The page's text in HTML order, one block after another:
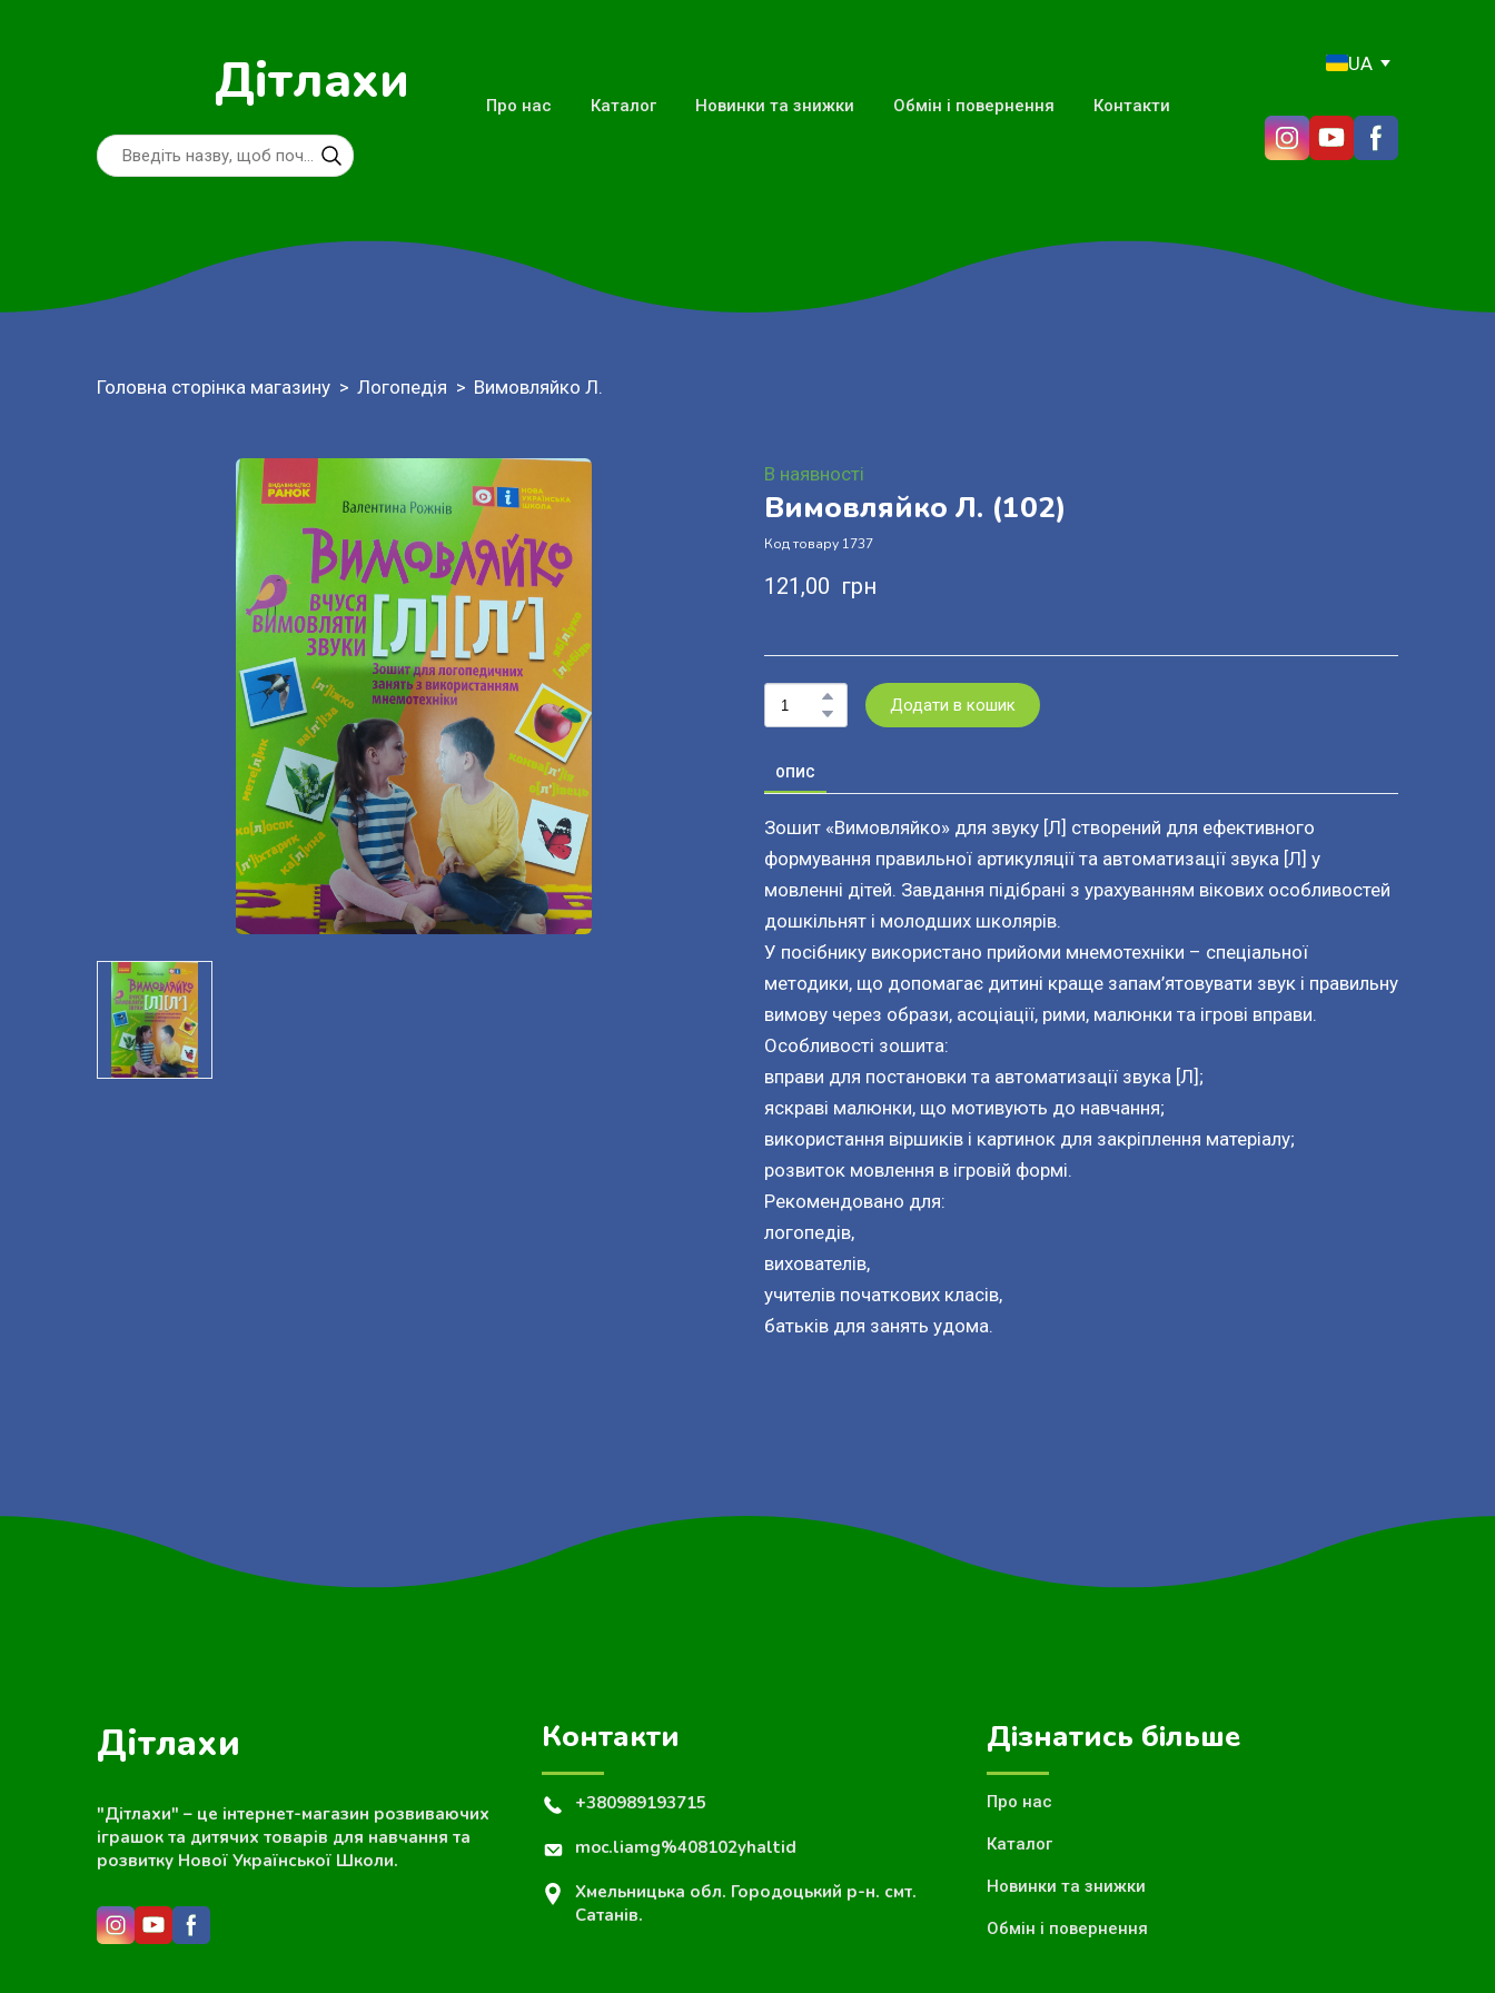
Дітлахи Про нас Каталог Новинки та знижки Обмін і повернення Контакти
UA
Головна сторінка магазину Логопедія Вимовляйко Л.
В наявності
Вимовляйко Л. (102)
Код товару 1737
121,00  грн
Додати в кошик
ОПИС
Зошит «Вимовляйко» для звуку [Л] створений для ефективного
формування правильної артикуляції та автоматизації звука [Л] у
мовленні дітей. Завдання підібрані з урахуванням вікових особливостей
дошкільнят і молодших школярів.
У посібнику використано прийоми мнемотехніки – спеціальної
методики, що допомагає дитині краще запам’ятовувати звук і правильну
вимову через образи, асоціації, рими, малюнки та ігрові вправи.
Особливості зошита:
вправи для постановки та автоматизації звука [Л];
яскраві малюнки, що мотивують до навчання;
використання віршиків і картинок для закріплення матеріалу;
розвиток мовлення в ігровій формі.
Рекомендовано для:
логопедів,
вихователів,
учителів початкових класів,
батьків для занять удома.
Дітлахи
"Дітлахи" – це інтернет-магазин розвиваючих
іграшок та дитячих товарів для навчання та
розвитку Нової Української Школи.
Контакти
+380989193715
moc.liamg%408102yhaltid
Хмельницька обл. Городоцький р-н. смт.
Сатанів.
Дізнатись більше
Про нас
Каталог
Новинки та знижки
Обмін і повернення